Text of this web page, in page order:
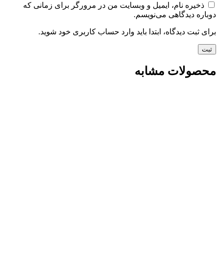
ذخیره نام، ایمیل و وبسایت من در مرورگر برای زمانی که
دوباره دیدگاهی می‌نویسم.
برای ثبت دیدگاه، ابتدا باید وارد حساب کاربری خود شوید.
محصولات مشابه